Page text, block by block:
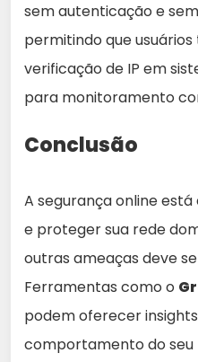
sem autenticação e
permitindo que
verificação de IP em
para monitoramento
Conclusão
A segurança online
e proteger sua rede
outras ameaças deve
Ferramentas como o
podem oferecer
comportamento do seu